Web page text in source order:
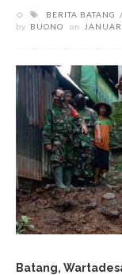
BERITA BATANG
by BUONO on
Batang,